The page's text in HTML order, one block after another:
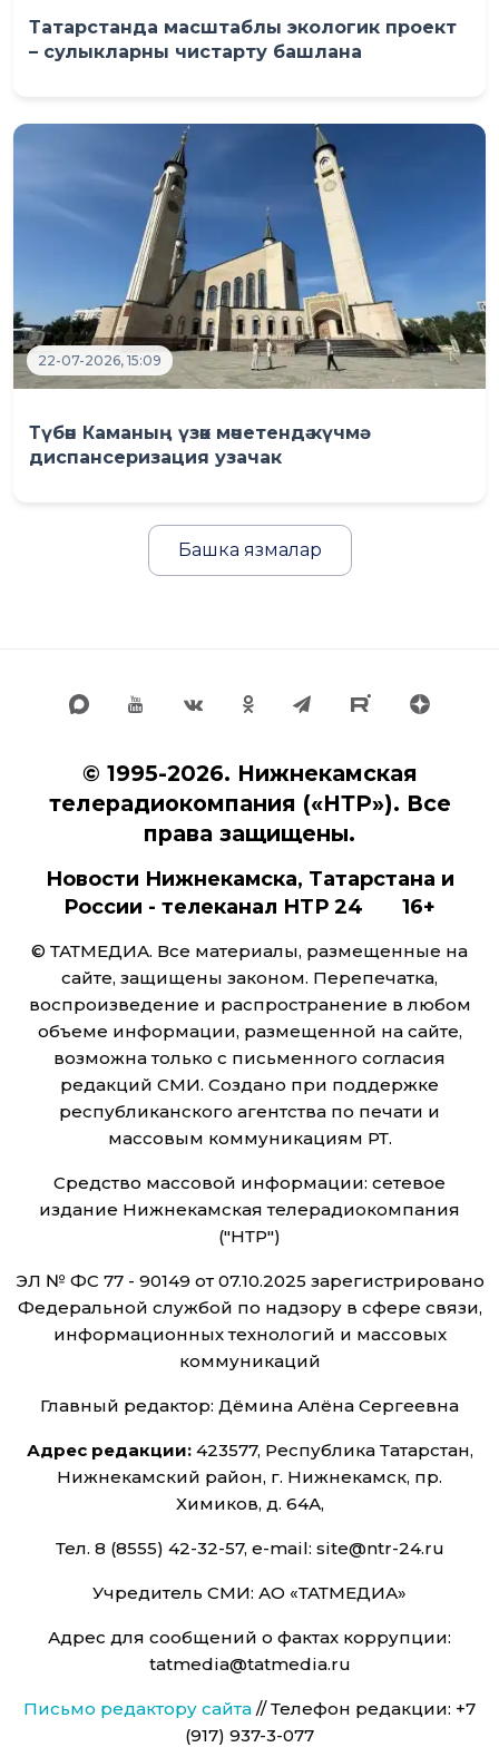
Татарстанда масштаблы экологик проект
– сулыкларны чистарту башлана
22-07-2026, 15:09
Түбән Каманың үзәк мәчетендә күчмә
диспансеризация узачак
Башка язмалар
© 1995-2026. Нижнекамская
телерадиокомпания («НТР»). Все
права защищены.
Новости Нижнекамска, Татарстана и
России - телеканал НТР 24 16+
© ТАТМЕДИА. Все материалы, размещенные на
сайте, защищены законом. Перепечатка,
воспроизведение и распространение в любом
объеме информации, размещенной на сайте,
возможна только с письменного согласия
редакций СМИ. Создано при поддержке
республиканского агентства по печати и
массовым коммуникациям РТ.
Средство массовой информации: сетевое
издание Нижнекамская телерадиокомпания
("НТР")
ЭЛ № ФС 77 - 90149 от 07.10.2025 зарегистрировано
Федеральной службой по надзору в сфере связи,
информационных технологий и массовых
коммуникаций
Главный редактор: Дёмина Алёна Сергеевна
Адрес редакции:423577, Республика Татарстан,
Нижнекамский район, г. Нижнекамск, пр.
Химиков, д. 64А,
Тел. 8 (8555) 42-32-57, e-mail: site@ntr-24.ru
Учредитель СМИ: АО «ТАТМЕДИА»
Адрес для сообщений о фактах коррупции:
tatmedia@tatmedia.ru
Письмо редактору сайта // Телефон редакции: +7
(917) 937-3-077